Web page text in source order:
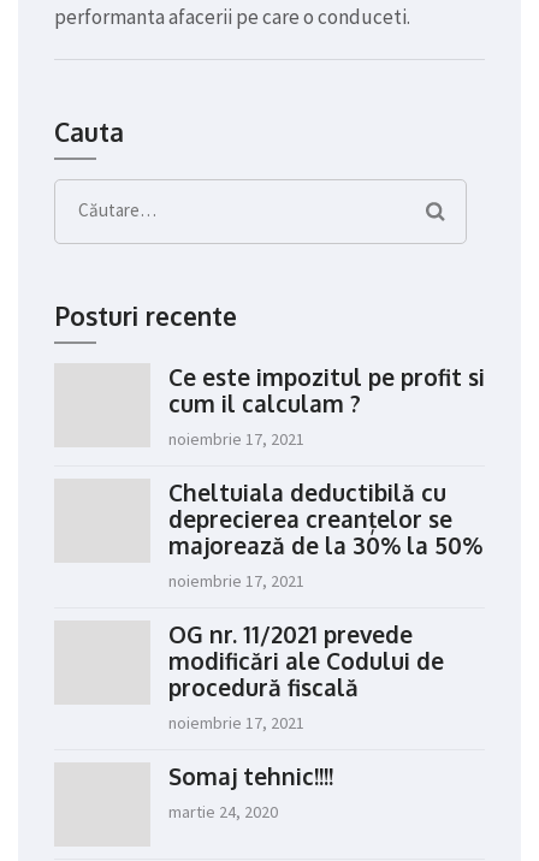
performanta afacerii pe care o conduceti.
Cauta
Caută
după:
Posturi recente
Ce este impozitul pe profit si
cum il calculam ?
noiembrie 17, 2021
Cheltuiala deductibilă cu
deprecierea creanțelor se
majorează de la 30% la 50%
noiembrie 17, 2021
OG nr. 11/2021 prevede
modificări ale Codului de
procedură fiscală
noiembrie 17, 2021
Somaj tehnic!!!!
martie 24, 2020